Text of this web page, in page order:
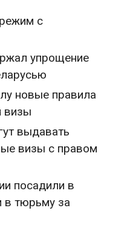
с
упрощение
новые правила
визы
выдавать
визы с правом
посадили в
в тюрьму за